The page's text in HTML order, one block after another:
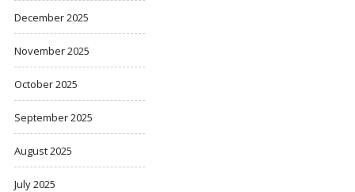
December 2025
November 2025
October 2025
September 2025
August 2025
July 2025